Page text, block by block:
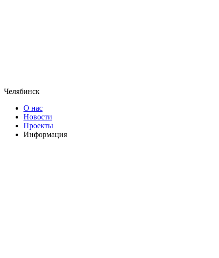
Челябинск
О нас
Новости
Проекты
Информация